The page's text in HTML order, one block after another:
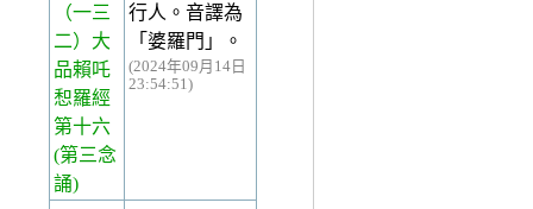
（一三
二）大
品賴吒
惒羅經
第十六
(第三念
誦)
行人。音譯為
「婆羅門」。
(2024年09月14日
23:54:51)